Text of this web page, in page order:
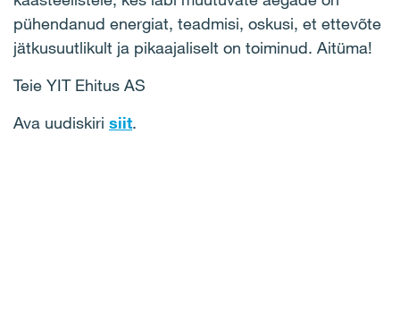
pühendanud energiat, teadmisi, oskusi, et ettevõte
jätkusuutlikult ja pikaajaliselt on toiminud. Aitüma!
Teie YIT Ehitus AS
Ava uudiskiri siit.